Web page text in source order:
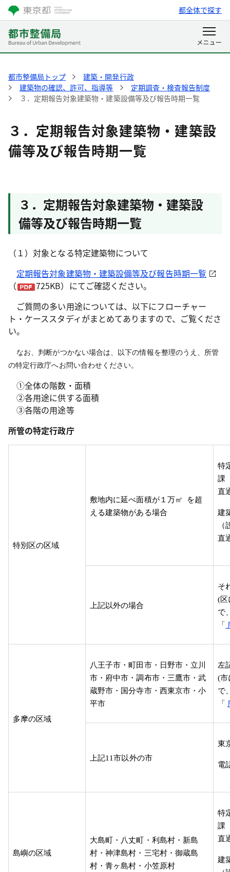
都全体で探す
都市整備局トップ
建築・開発行政
建築物の確認、許可、指導等
定期調査・検査報告制度
３．定期報告対象建築物・建築設備等及び報告時期一覧
３．定期報告対象建築物・建築設
備等及び報告時期一覧
３．定期報告対象建築物・建築設
備等及び報告時期一覧
（１）対象となる特定建築物について
定期報告対象建築物・建築設備等及び報告時期一覧
（
725KB）にてご確認ください。
ご質問の多い用途については、以下にフローチャー
ト・ケーススタディがまとめてありますので、ご覧くださ
い。
なお、判断がつかない場合は、以下の情報を整理のうえ、所管
の特定行政庁へお問い合わせください。
①全体の階数・面積
②各用途に供する面積
③各階の用途等
所管の特定行政庁
特別区の区域
敷地内に延べ面積が１万㎡
を超
える建築物がある場合
特
課
建
上記以外の場合
そ
(
で
「
多摩の区域
八王子市・町田市・日野市・立川
市・府中市・調布市・三鷹市・武
蔵野市・国分寺市・西東京市・小
平市
左
(市
で
「
上記11市以外の市
東
電
島嶼の区域
大島町・八丈町・利島村・新島
村・神津島村・三宅村・御蔵島
村・青ヶ島村・小笠原村
特
課
建